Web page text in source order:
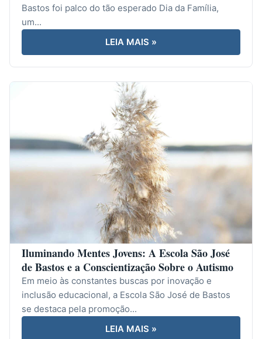
Bastos foi palco do tão esperado Dia da Família,
um...
LEIA MAIS »
Iluminando Mentes Jovens: A Escola São José
de Bastos e a Conscientização Sobre o Autismo
Em meio às constantes buscas por inovação e
inclusão educacional, a Escola São José de Bastos
se destaca pela promoção...
LEIA MAIS »